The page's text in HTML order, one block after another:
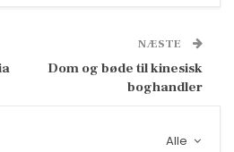
NÆSTE
Dom og bøde til kinesisk
boghandler
Alle